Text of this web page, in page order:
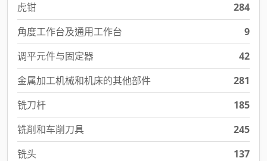
虎钳
284
角度工作台及通用工作台
9
调平元件与固定器
42
金属加工机械和机床的其他部件
281
铣刀杆
185
铣削和车削刀具
245
铣头
137